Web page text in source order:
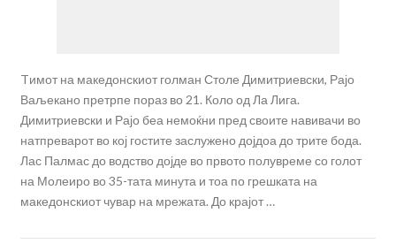
Tимот на македонскиот голман Столе Димитриевски, Рајо
Ваљекано претрпе пораз во 21. Коло од Ла Лига.
Димитриевски и Рајо беа немоќни пред своите навивачи во
натпреварот во кој гостите заслужено дојдоа до трите бода.
Лас Палмас до водство дојде во првото полувреме со голот
на Молеиро во 35-тата минута и тоа по грешката на
македонскиот чувар на мрежата. До крајот …